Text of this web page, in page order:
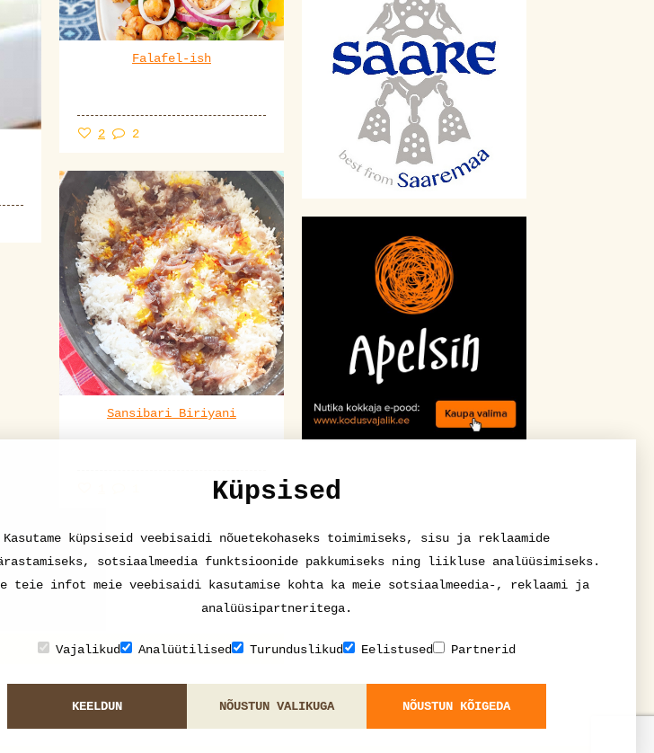
Falafel-ish
2 2
Sansibari Biriyani
Küpsised
Kasutame küpsiseid veebisaidi nõuetekohaseks toimimiseks, sisu ja reklaamide
sotsiaalmeedia funktsioonide pakkumiseks ning liikluse analüüsimiseks.
teie infot meie veebisaidi kasutamise kohta ka meie sotsiaalmeedia-, reklaami ja
analüüsipartneritega.
Vajalikud Analüütilised Turunduslikud Eelistused Partnerid
KEELDUN NÕUSTUN VALIKUGA NÕUSTUN KÕIGEDA